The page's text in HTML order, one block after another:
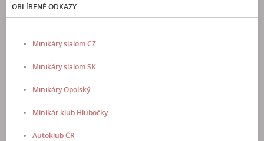
OBLÍBENÉ ODKAZY
Minikáry slalom CZ
Minikáry slalom SK
Minikáry Opolský
Minikár klub Hlubočky
Autoklub ČR